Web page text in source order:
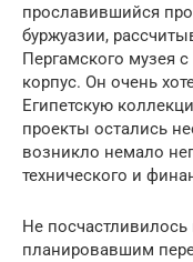
прославившийся
буржуазии,
Пергамского музея
корпус. Он очень
Египетскую
проекты остались
возникло немало
технического и
Не
планировавшим